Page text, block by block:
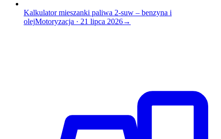
Kalkulator mieszanki paliwa 2-suw – benzyna i
olejMotoryzacja · 21 lipca 2026→